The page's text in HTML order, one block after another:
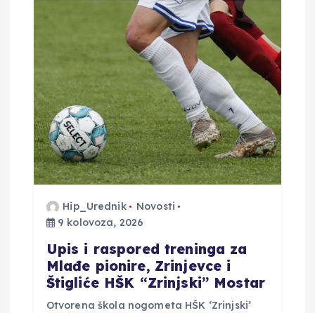
a
o
b
Hip_Urednik
Novosti
9 kolovoza, 2026
​Upis i raspored treninga za
Mlađe pionire, Zrinjevce i
Štigliće HŠK “Zrinjski” Mostar
​Otvorena škola nogometa HŠK ‘Zrinjski’